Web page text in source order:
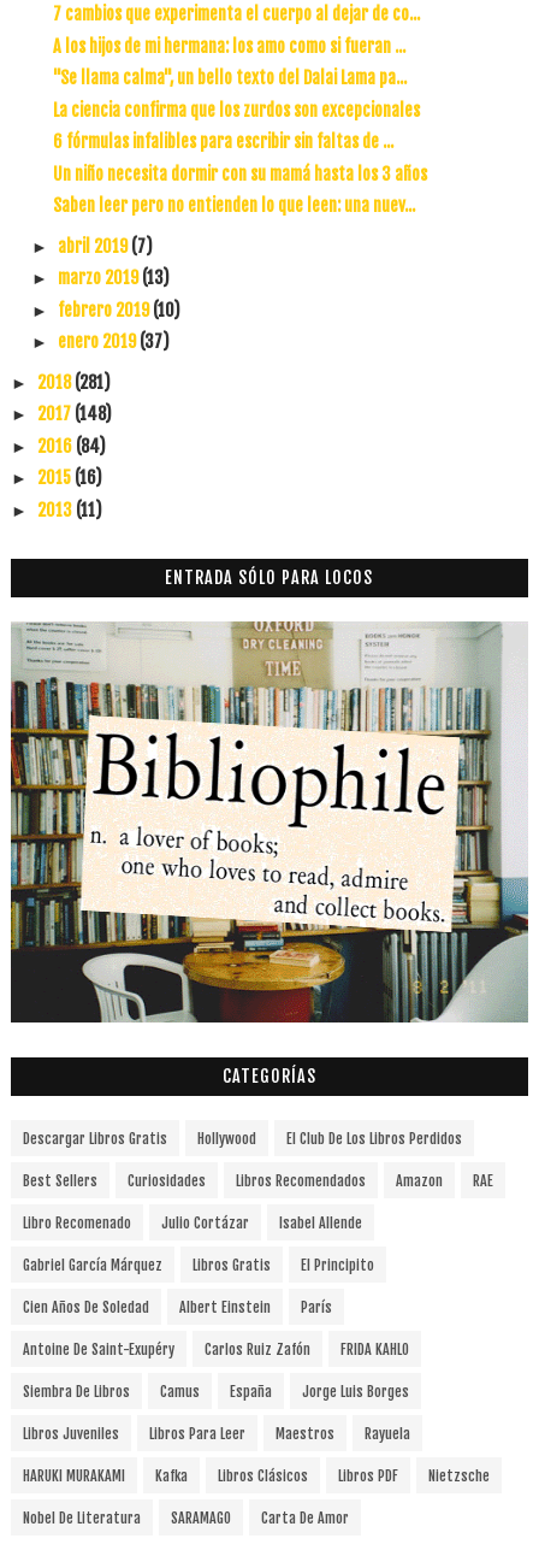
7 cambios que experimenta el cuerpo al dejar de co...
A los hijos de mi hermana: los amo como si fueran ...
"Se llama calma", un bello texto del Dalai Lama pa...
La ciencia confirma que los zurdos son excepcionales
6 fórmulas infalibles para escribir sin faltas de ...
Un niño necesita dormir con su mamá hasta los 3 años
Saben leer pero no entienden lo que leen: una nuev...
► abril 2019(7)
► marzo 2019(13)
► febrero 2019(10)
► enero 2019(37)
► 2018(281)
► 2017 (148)
► 2016 (84)
► 2015 (16)
► 2013 (11)
ENTRADA SÓLO PARA LOCOS
CATEGORÍAS
Descargar Libros Gratis Hollywood El Club De Los Libros Perdidos
Best Sellers Curiosidades Libros Recomendados Amazon RAE
Libro Recomenado Julio Cortázar Isabel Allende
Gabriel García Márquez Libros Gratis El Principito
Cien Años De Soledad Albert Einstein París
Antoine De Saint-Exupéry Carlos Ruiz Zafón FRIDA KAHLO
Siembra De Libros Camus España Jorge Luis Borges
Libros Juveniles Libros Para Leer Maestros Rayuela
HARUKI MURAKAMI Kafka Libros Clásicos Libros PDF Nietzsche
Nobel De Literatura SARAMAGO Carta De Amor